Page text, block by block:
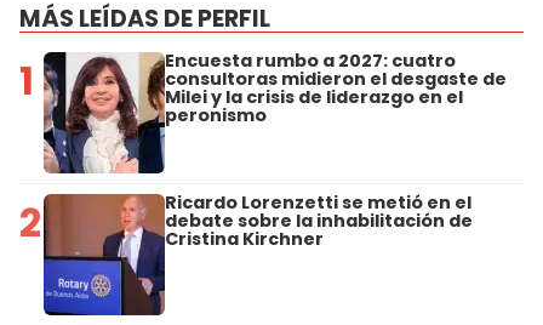
MÁS LEÍDAS DE PERFIL
1 Encuesta rumbo a 2027: cuatro
consultoras midieron el desgaste de
Milei y la crisis de liderazgo en el
peronismo
2 Ricardo Lorenzetti se metió en el
debate sobre la inhabilitación de
Cristina Kirchner